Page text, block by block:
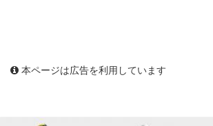
本ページは広告を利用しています